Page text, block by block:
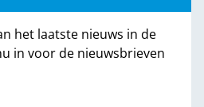
het laatste nieuws in de
in voor de nieuwsbrieven